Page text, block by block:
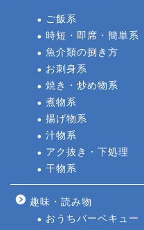
ご飯系
時短・即席・簡単系
魚介類の捌き方
お刺身系
焼き・炒め物系
煮物系
揚げ物系
汁物系
アク抜き・下処理
干物系
趣味・読み物
おうちバーベキュー